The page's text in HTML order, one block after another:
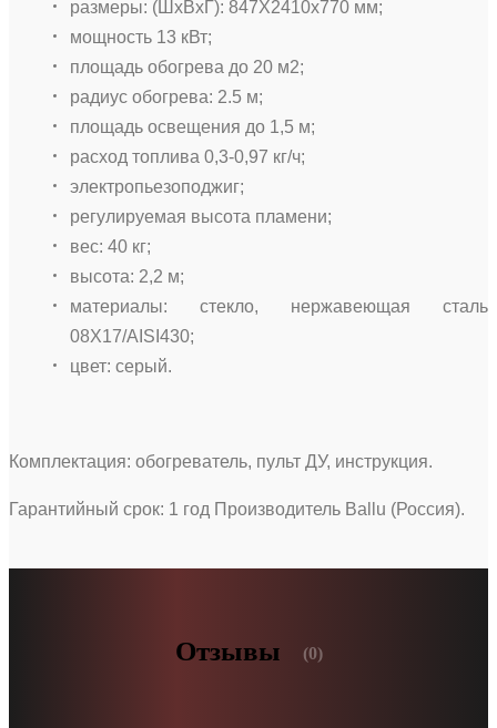
размеры: (ШхВхГ): 847Х2410х770 мм;
мощность 13 кВт;
площадь обогрева до 20 м2;
радиус обогрева: 2.5 м;
площадь освещения до 1,5 м;
расход топлива 0,3-0,97 кг/ч;
электропьезоподжиг;
регулируемая высота пламени;
вес: 40 кг;
высота: 2,2 м;
материалы: стекло, нержавеющая сталь
08Х17/AISI430;
цвет: серый.
Комплектация: обогреватель, пульт ДУ, инструкция.
Гарантийный срок: 1 год Производитель Ballu (Россия).
Отзывы (0)